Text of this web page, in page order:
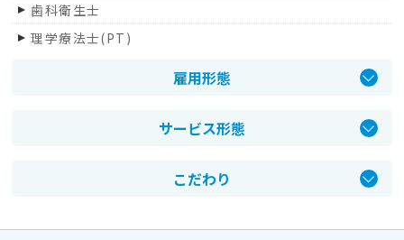
身延町
歯科衛生士
理学療法士(PT)
臨床心理士
雇用形態
サービス形態
こだわり